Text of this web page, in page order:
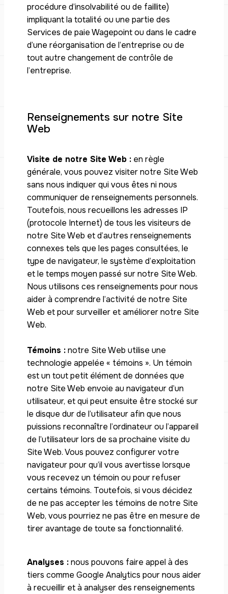
procédure d’insolvabilité ou de faillite)
impliquant la totalité ou une partie des
Services de paie Wagepoint ou dans le cadre
d’une réorganisation de l’entreprise ou de
tout autre changement de contrôle de
l’entreprise.
Renseignements sur notre Site
Web
Visite de notre Site Web :en règle
générale, vous pouvez visiter notre Site Web
sans nous indiquer qui vous êtes ni nous
communiquer de renseignements personnels.
Toutefois, nous recueillons les adresses IP
(protocole Internet) de tous les visiteurs de
notre Site Web et d’autres renseignements
connexes tels que les pages consultées, le
type de navigateur, le système d’exploitation
et le temps moyen passé sur notre Site Web.
Nous utilisons ces renseignements pour nous
aider à comprendre l’activité de notre Site
Web et pour surveiller et améliorer notre Site
Web.
Témoins :notre Site Web utilise une
technologie appelée « témoins ». Un témoin
est un tout petit élément de données que
notre Site Web envoie au navigateur d’un
utilisateur, et qui peut ensuite être stocké sur
le disque dur de l’utilisateur afin que nous
puissions reconnaître l’ordinateur ou l’appareil
de l’utilisateur lors de sa prochaine visite du
Site Web. Vous pouvez configurer votre
navigateur pour qu’il vous avertisse lorsque
vous recevez un témoin ou pour refuser
certains témoins. Toutefois, si vous décidez
de ne pas accepter les témoins de notre Site
Web, vous pourriez ne pas être en mesure de
tirer avantage de toute sa fonctionnalité.
Analyses :nous pouvons faire appel à des
tiers comme Google Analytics pour nous aider
à recueillir et à analyser des renseignements